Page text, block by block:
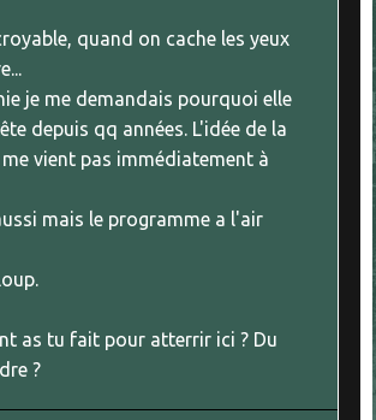
quand on cache les yeux
je me demandais pourquoi elle
depuis qq années. L'idée de la
vient pas immédiatement à
mais le programme a l'air
as tu fait pour atterrir ici ? Du
?